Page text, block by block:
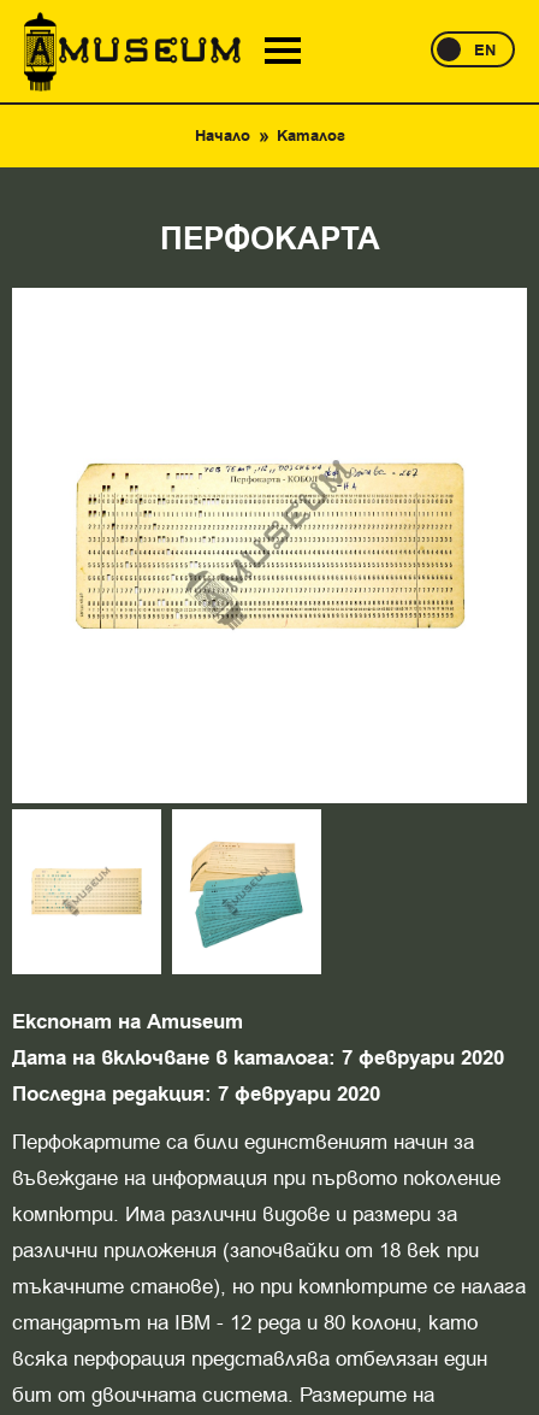
EN
Начало Каталог
ПЕРФОКАРТА
Експонат на Amuseum
Дата на включване в каталога: 7 февруари 2020
Последна редакция: 7 февруари 2020
Перфокартите са били единственият начин за
въвеждане на информация при първото поколение
компютри. Има различни видове и размери за
различни приложения (започвайки от 18 век при
тъкачните станове), но при компютрите се налага
стандартът на IBM - 12 реда и 80 колони, като
всяка перфорация представлява отбелязан един
бит от двоичната система. Размерите на